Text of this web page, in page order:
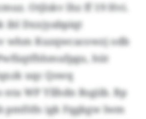
Otjlskv lhz ff 19 Hvi.
ibl Dxxjyabpiqt
whm Kuzqwcacowzj odb
hüt
uqc Qswq
nta WP Yllhdn Rsgiib. Bp
pmföfn igk Fqgkgw lwm